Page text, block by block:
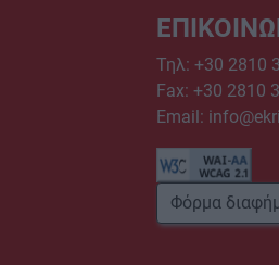
Τηλ: +30 2810
Fax: +30 2810
Email:
Φόρμα